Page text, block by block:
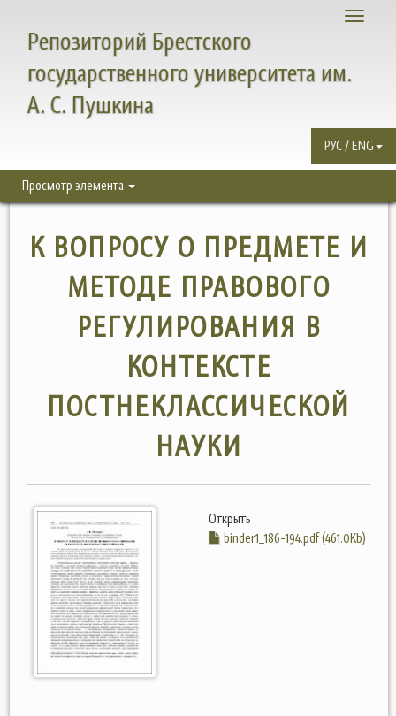
Toggle
Репозиторий Брестского
государственного университета им.
А. С. Пушкина
РУС / ENG
Просмотр элемента
К ВОПРОСУ О ПРЕДМЕТЕ И
МЕТОДЕ ПРАВОВОГО
РЕГУЛИРОВАНИЯ В
КОНТЕКСТЕ
ПОСТНЕКЛАССИЧЕСКОЙ
НАУКИ
Открыть
binder1_186-194.pdf (461.0Kb)